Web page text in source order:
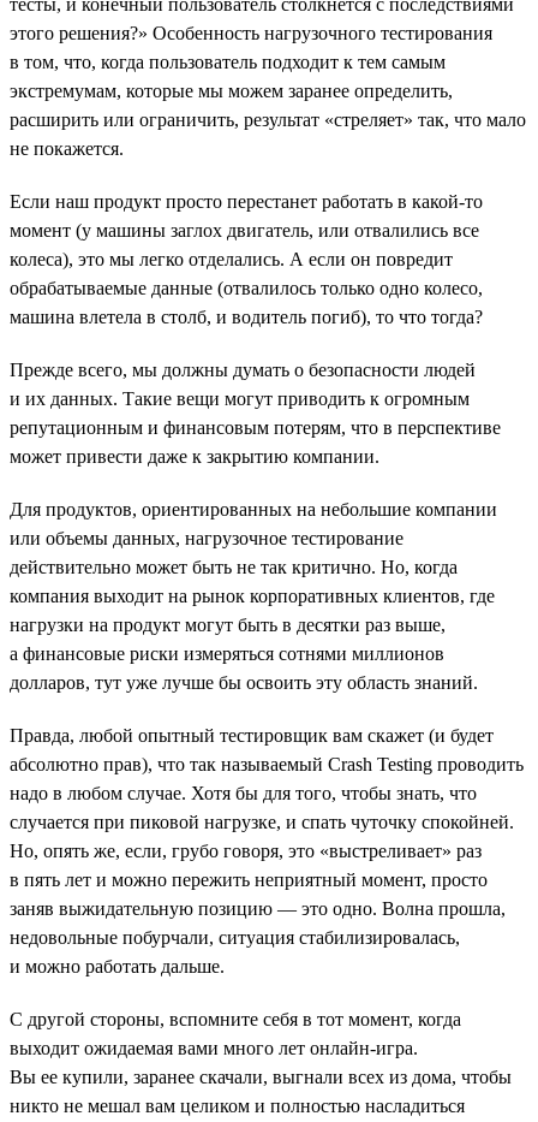
этого решения?» Особенность нагрузочного тестирования
в том, что, когда пользователь подходит к тем самым
экстремумам, которые мы можем заранее определить,
расширить или ограничить, результат «стреляет» так, что мало
не покажется.
Если наш продукт просто перестанет работать в какой-то
момент (у машины заглох двигатель, или отвалились все
колеса), это мы легко отделались. А если он повредит
обрабатываемые данные (отвалилось только одно колесо,
машина влетела в столб, и водитель погиб), то что тогда?
Прежде всего, мы должны думать о безопасности людей
и их данных. Такие вещи могут приводить к огромным
репутационным и финансовым потерям, что в перспективе
может привести даже к закрытию компании.
Для продуктов, ориентированных на небольшие компании
или объемы данных, нагрузочное тестирование
действительно может быть не так критично. Но, когда
компания выходит на рынок корпоративных клиентов, где
нагрузки на продукт могут быть в десятки раз выше,
а финансовые риски измеряться сотнями миллионов
долларов, тут уже лучше бы освоить эту область знаний.
Правда, любой опытный тестировщик вам скажет (и будет
абсолютно прав), что так называемый Crash Testing проводить
надо в любом случае. Хотя бы для того, чтобы знать, что
случается при пиковой нагрузке, и спать чуточку спокойней.
Но, опять же, если, грубо говоря, это «выстреливает» раз
в пять лет и можно пережить неприятный момент, просто
заняв выжидательную позицию — это одно. Волна прошла,
недовольные побурчали, ситуация стабилизировалась,
и можно работать дальше.
С другой стороны, вспомните себя в тот момент, когда
выходит ожидаемая вами много лет онлайн-игра.
Вы ее купили, заранее скачали, выгнали всех из дома, чтобы
никто не мешал вам целиком и полностью насладиться